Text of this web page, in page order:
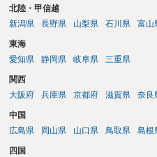
北陸・甲信越
新潟県
長野県 山梨県 石川県 富山
東海
愛知県
静岡県 岐阜県 三重県
関西
大阪府
兵庫県 京都府 滋賀県 奈良
中国
広島県
岡山県 山口県 鳥取県 島根
四国